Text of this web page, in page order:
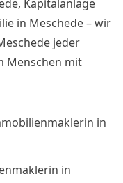
Kapitalanlage
in Meschede – wir
jeder
Menschen mit
in
in